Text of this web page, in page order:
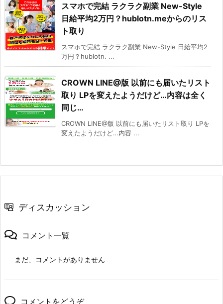
スマホで完結 ラクラク副業 New-Style
日給平均2万円？hublotn.meからのリス
ト取り
スマホで完結 ラクラク副業 New-Style 日給平均2
万円？hublotn. ...
CROWN LINE@版 以前にも届いたリスト
取り LPを変えたようだけど…内容は全く
同じ…
CROWN LINE@版 以前にも届いたリスト取り LPを
変えたようだけど…内容 ...
ディスカッション
コメント一覧
まだ、コメントがありません
コメントをどうぞ